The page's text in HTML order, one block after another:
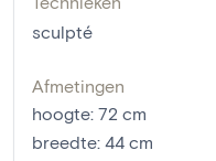
sculpté
Afmetingen
hoogte: 72 cm
breedte: 44 cm